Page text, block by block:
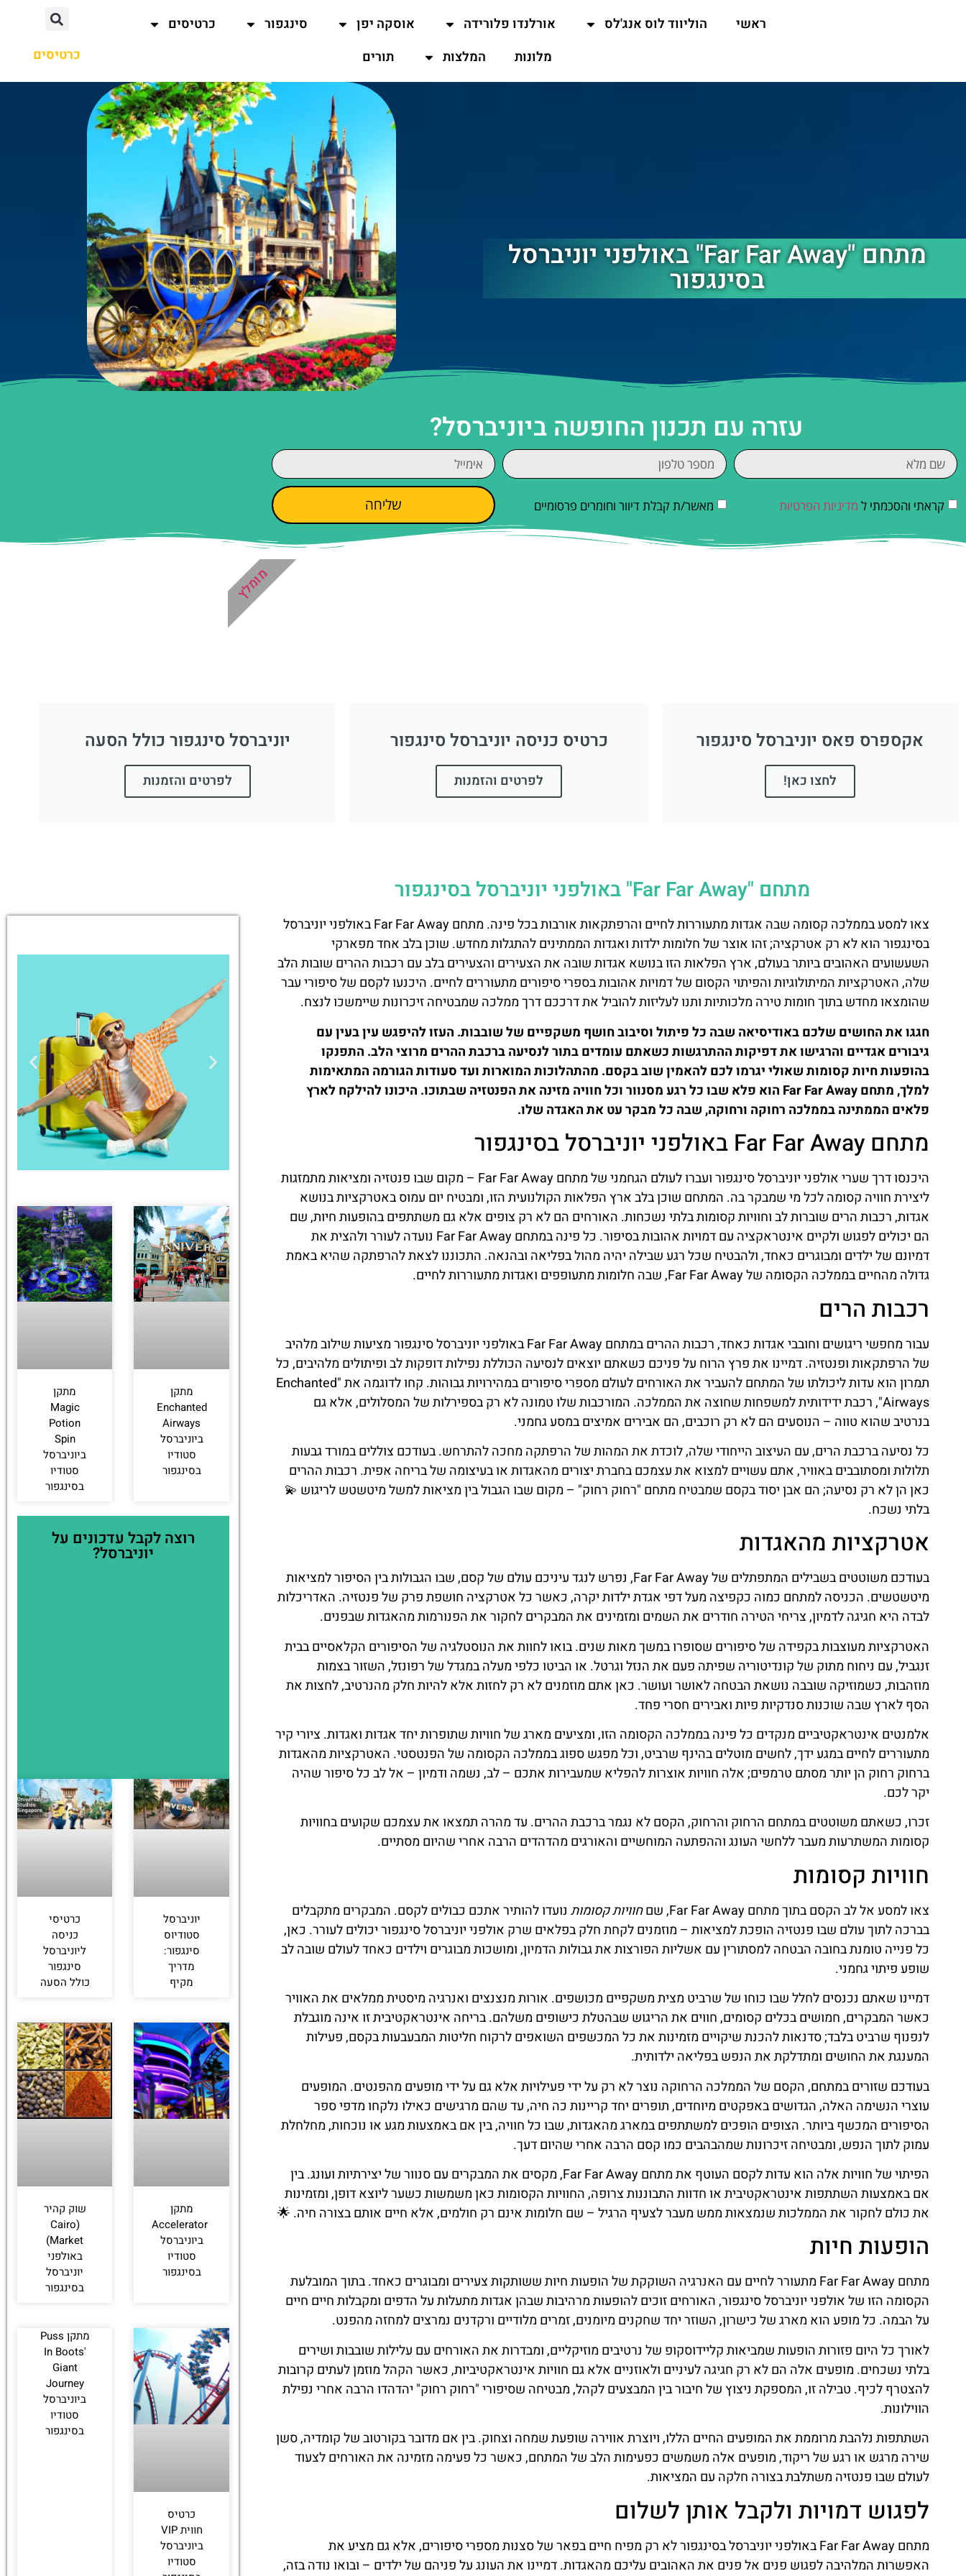
ראשי הוליווד לוס אנג'לס אורלנדו פלורידה אוסקה יפן סינגפור
כרטיסים
מלונות
המלצות תורים כרטיסים
מתחם "Far Far Away" באולפני יוניברסל
בסינגפור
עזרה עם תכנון החופשה ביוניברסל?
קראתי והסכמתי ל מדיניות הפרטיות מאשר/ת קבלת דיוור וחומרים פרסומיים שליחה
אקספרס פאס יוניברסל סינגפור
לחצו כאן!
כרטיס כניסה יוניברסל סינגפור
לפרטים והזמנות
יוניברסל סינגפור כולל הסעה
לפרטים והזמנות
מומלץ
מתחם "Far Far Away" באולפני יוניברסל בסינגפור
צאו למסע בממלכה קסומה שבה אגדות מתעוררות לחיים והרפתקאות אורבות בכל פינה. מתחם Far Far Away באולפני יוניברסל
בסינגפור הוא לא רק אטרקציה; זהו אוצר של חלומות ילדות ואגדות הממתינים להתגלות מחדש. שוכן בלב אחד מפארקי
השעשועים האהובים ביותר בעולם, ארץ הפלאות הזו בנושא אגדות שובה את הצעירים והצעירים בלב עם רכבות ההרים שובות הלב
שלה, האטרקציות המיתולוגיות והפיתוי הקסום של דמויות אהובות בספרי סיפורים מתעוררים לחיים. היכנעו לקסם של סיפורי עבר
שהומצאו מחדש בתוך חומות טירה מלכותיות ותנו לעליזות להוביל את דרככם דרך ממלכה שמבטיחה זיכרונות שיימשכו לנצח.
חגגו את החושים שלכם באודיסיאה שבה כל פיתול וסיבוב חושף משקפיים של שובבות. העזו להיפגש עין בעין עם
גיבורים אגדיים והרגישו את דפיקות ההתרגשות כשאתם עומדים בתור לנסיעה ברכבת ההרים מרוצי הלב. התפנקו
בהופעות חיות קסומות שאולי יגרמו לכם להאמין שוב בקסם. מהתהלוכות המוארות ועד סעודות הגורמה המתאימות
למלך, מתחם Far Far Away הוא פלא שבו כל רגע מסנוור וכל חוויה מזינה את הפנטזיה שבתוכו. היכונו להילקח לארץ
פלאים הממתינה בממלכה רחוקה ורחוקה, שבה כל מבקר עט את האגדה שלו.
מתחם Far Far Away באולפני יוניברסל בסינגפור
היכנסו דרך שערי אולפני יוניברסל סינגפור ועברו לעולם הגחמני של מתחם Far Far Away – מקום שבו פנטזיה ומציאות מתמזגות
ליצירת חוויה קסומה לכל מי שמבקר בה. המתחם שוכן בלב ארץ הפלאות הקולנועית הזו, ומבטיח יום עמוס באטרקציות בנושא
אגדות, רכבות הרים שוברות לב וחוויות קסומות בלתי נשכחות. האורחים הם לא רק צופים אלא גם משתתפים בהופעות חיות, שם
הם יכולים לפגוש ולקיים אינטראקציה עם דמויות אהובות בסיפור. כל פינה במתחם Far Far Away נועדה לעורר ולהצית את
דמיונם של ילדים ומבוגרים כאחד, ולהבטיח שכל רגע שבילה יהיה מהול בפליאה ובהנאה. התכוננו לצאת להרפתקה שהיא באמת
גדולה מהחיים בממלכה הקסומה של Far Far Away, שבה חלומות מתעופפים ואגדות מתעוררות לחיים.
רכבות הרים
עבור מחפשי ריגושים וחובבי אגדות כאחד, רכבות ההרים במתחם Far Far Away באולפני יוניברסל סינגפור מציעות שילוב מלהיב
של הרפתקאות ופנטזיה. דמיינו את פרץ הרוח על פניכם כשאתם יוצאים לנסיעה הכוללת נפילות דופקות לב ופיתולים מלהיבים, כל
תמרון הוא עדות ליכולתו של המתחם להעביר את האורחים לעולם מספרי סיפורים במהירויות גבוהות. קחו לדוגמה את "Enchanted
Airways", רכבת ידידותית למשפחות שחוצה את הממלכה. המורכבות שלו טמונה לא רק בספירלות של המסלולים, אלא גם
בנרטיב שהוא טווה – הנוסעים הם לא רק רוכבים, הם אבירים אמיצים במסע גחמני.
כל נסיעה ברכבת הרים, עם העיצוב הייחודי שלה, לוכדת את המהות של הרפתקה מחכה להתרחש. בעודכם צוללים במורד גבעות
תלולות ומסתובבים באוויר, אתם עשויים למצוא את עצמכם בחברת יצורים מהאגדות או בעיצומה של בריחה אפית. רכבות ההרים
כאן הן לא רק נסיעה; הם אבן יסוד בקסם שמבטיח מתחם "רחוק רחוק" – מקום שבו הגבול בין מציאות למשל מיטשטש לריגוש 💫
בלתי נשכח.
אטרקציות מהאגדות
בעודכם משוטטים בשבילים המתפתלים של Far Far Away, נפרש לנגד עיניכם עולם של קסם, שבו הגבולות בין הסיפור למציאות
מיטשטשים. הכניסה למתחם כמוה כקפיצה מעל דפי אגדת ילדות יקרה, כאשר כל אטרקציה חושפת פרק של פנטזיה. האדריכלות
לבדה היא חגיגה לדמיון, צריחי הטירה חודרים את השמים ומזמינים את המבקרים לחקור את הפנורמות מהאגדות שבפנים.
האטרקציות מעוצבות בקפידה של סיפורים שסופרו במשך מאות שנים. בואו לחוות את הנוסטלגיה של הסיפורים הקלאסיים בבית
זנגביל, עם ניחוח מתוק של קונדיטוריה שפיתה פעם את הנזל וגרטל. או הביטו כלפי מעלה במגדל של רפונזל, השזור בצמות
מוזהבות, כשמוזיקה שובבה נושאת הבטחה לאושר ועושר. כאן אתם מוזמנים לא רק לחזות אלא להיות חלק מהנרטיב, לחצות את
הסף לארץ שבה שוכנות סנדקיות פיות ואבירים חסרי פחד.
אלמנטים אינטראקטיביים מנקדים כל פינה בממלכה הקסומה הזו, ומציעים מארג של חוויות שתופרות יחד אגדות ואגדות. ציורי קיר
מתעוררים לחיים במגע ידך, לחשים מוטלים בהינף שרביט, וכל מפגש ספוג בממלכה הקסומה של הפנטסטי. האטרקציות מהאגדות
ברחוק רחוק הן יותר מסתם טרמפים; אלה חוויות אוצרות להפליא שמעבירות אתכם – לב, נשמה ודמיון – אל לב כל סיפור שהיה
יקר לכם.
זכרו, כשאתם משוטטים במתחם הרחוק והרחוק, הקסם לא נגמר ברכבת ההרים. עד מהרה תמצאו את עצמכם שקועים בחוויות
קסומות המשתרעות מעבר ללחשי העונג וההפתעה המוחשיים והאורגים מהדהדים הרבה אחרי שהיום מסתיים.
חוויות קסומות
צאו למסע אל לב הקסם בתוך מתחם Far Far Away, שם חוויות קסומותנועדו להותיר אתכם כבולים לקסם. המבקרים מתקבלים
בברכה לתוך עולם שבו פנטזיה הופכת למציאות – מוזמנים לקחת חלק בפלאים שרק אולפני יוניברסל סינגפור יכולים לעורר. כאן,
כל פנייה טומנת בחובה הבטחה למסתורין עם אשליות הפורצות את גבולות הדמיון, ומושכות מבוגרים וילדים כאחד לעולם שובה לב
שופע פיתוי גחמני.
דמיינו שאתם נכנסים לחלל שבו כוחו של שרביט מצית משקפיים מכושפים. אורות מנצנצים ואנרגיה מיסטית ממלאים את האוויר
כאשר המבקרים, חמושים בכלים קסומים, חווים את הריגוש שבהטלת כישופים משלהם. בריחה אינטראקטיבית זו אינה מוגבלת
לנפנוף שרביט בלבד; סדנאות להכנת שיקויים מזמינות את כל המכשפים השואפים לרקוח חליטות המבעבעות בקסם, פעילות
המענגת את החושים ומתדלקת את הנפש בפליאה ילדותית.
בעודכם שזורים במתחם, הקסם של הממלכה הרחוקה נוצר לא רק על ידי פעילויות אלא גם על ידי מופעים מהפנטים. המופעים
עוצרי הנשימה האלה, הגדושים באפקטים מיוחדים, תופרים יחד קריינות כה חיה, עד שהם מרגישים כאילו נלקחו מדפי ספר
הסיפורים המכשף ביותר. הצופים הופכים למשתתפים במארג מהאגדות, שבו כל חוויה, בין אם באמצעות מגע או נוכחות, מחלחלת
עמוק לתוך הנפש, ומבטיחה זיכרונות שמהבהבים כמו קסם הרבה אחרי שהיום דעך.
הפיתוי של חוויות אלה הוא עדות לקסם העוטף את מתחם Far Far Away, מקסים את המבקרים עם סנוור של יצירתיות ועונג. בין
אם באמצעות השתתפות אינטראקטיבית או חדוות התבוננות צרופה, החוויות הקסומות כאן משמשות כשער ליוצא דופן, ומזמינות
את כולם לחקור את הממלכות שנמצאות ממש מעבר לצעיף הרגיל – שם חלומות אינם רק חולמים, אלא חיים אותם בצורה חיה. 🌟
הופעות חיות
מתחם Far Far Away מתעורר לחיים עם האנרגיה השוקקת של הופעות חיות ששותקות צעירים ומבוגרים כאחד. בתוך המובלעת
הקסומה הזו של אולפני יוניברסל סינגפור, האורחים זוכים להופעות מרהיבות שבהן אגדות מתעלות על הדפים ומקבלות חיים חיים
על הבמה. כל מופע הוא מארג של כישרון, השוזר יחד שחקנים מיומנים, זמרים מלודיים ורקדנים נמרצים למחזה מהפנט.
לאורך כל היום פזורות הופעות שמביאות קליידוסקופ של נרטיבים מוזיקליים, ומבדרות את האורחים עם עלילות שובבות ושירים
בלתי נשכחים. מופעים אלה הם לא רק חגיגה לעיניים ולאוזניים אלא גם חוויות אינטראקטיביות, כאשר הקהל מוזמן לעתים קרובות
להצטרף לכיף. טבילה זו, המספקת ניצוץ של חיבור בין המבצעים לקהל, מבטיחה שסיפורי "רחוק רחוק" יהדהדו הרבה אחרי נפילת
הווילונות.
השתתפות נלהבת מרוממת את המופעים החיים הללו, ויוצרת אווירה שופעת שמחה וצחוק. בין אם מדובר בקורטוב של קומדיה, סשן
שירה מרגש או רגע של ריקוד, מופעים אלה משמשים כפעימות הלב של המתחם, כאשר כל פעימה מזמינה את האורחים לצעוד
לעולם שבו פנטזיה משתלבת בצורה חלקה עם המציאות.
לפגוש דמויות ולקבל אותן לשלום
מתחם Far Far Away באולפני יוניברסל בסינגפור לא רק מפיח חיים בפאר של סצנות מספרי סיפורים, אלא גם מציע את
האפשרות המלהיבה לפגוש פנים אל פנים את האהובים עליכם מהאגדות. דמיינו את העונג על פניהם של ילדים – ובואו נודה בזה,
טיסות
מציאת
טיסה זולה?
לחצו
מתקן
Enchanted
Airways
ביוניברסל
סטודיו
בסינגפור
מתקן
Magic
Potion
Spin
ביוניברסל
סטודיו
בסינגפור
רוצה לקבל עדכונים על
יוניברסל?
יוניברסל
סטודיוס
סינגפור:
מדריך
מקיף
כרטיסי
כניסה
ליוניברסל
סינגפור
כולל הסעה
מתקן
Accelerator
ביוניברסל
סטודיו
בסינגפור
שוק קהיר
(Cairo
Market)
באולפני
יוניברסל
בסינגפור
כרטיס
חווית VIP
ביוניברסל
סטודיו
מתקן Puss
In Boots'
Giant
Journey
ביוניברסל
סטודיו
בסינגפור